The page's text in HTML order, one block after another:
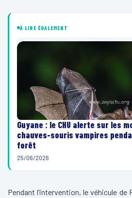
À LIRE ÉGALEMENT
Guyane : le CHU alerte sur les
chauves-souris vampires
forêt
25/06/2026
Pendant l’intervention, le véhicule